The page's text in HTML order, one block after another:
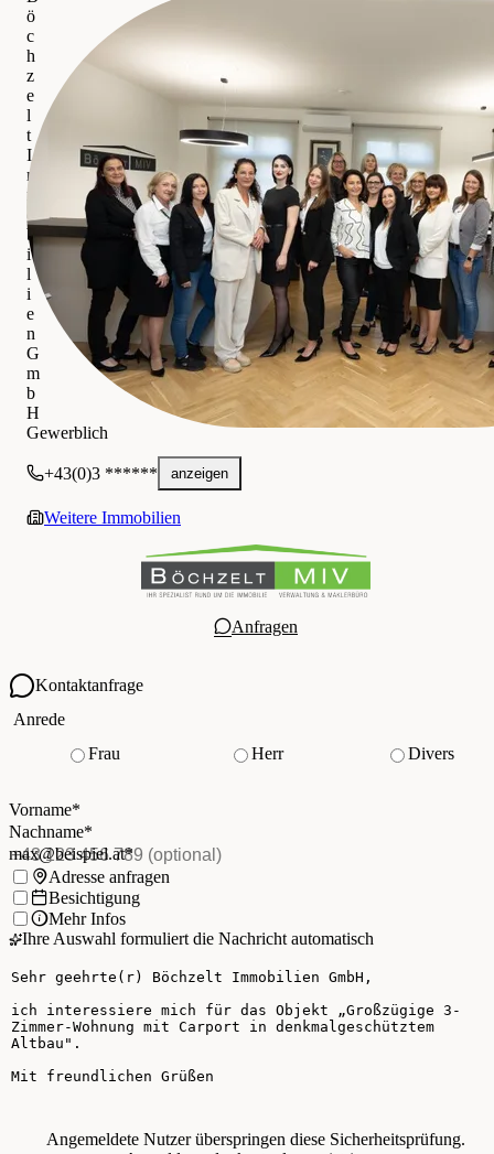
ö
c
h
z
e
l
t
I
m
m
b
i
l
i
e
n
G
m
b
H
Gewerblich
+43(0)3 ****** anzeigen
Weitere Immobilien
Anfragen
Kontaktanfrage
Ihre Kontaktdaten
Anrede
Frau
Herr
Divers
Vorname*
Nachname
Nachname*
E-Mail*(Pflichtfeld)
max@beispiel.at*
Telefon(optional)
Ich möchte:Adresse anfragen
Besichtigung
Mehr Infos
Ihre Auswahl formuliert die Nachricht automatisch
Ihre Nachricht
Angemeldete Nutzer überspringen diese Sicherheitsprüfung.